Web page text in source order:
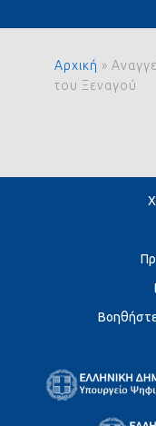
Αρχική »
του Ξεναγού
Βοηθήστε